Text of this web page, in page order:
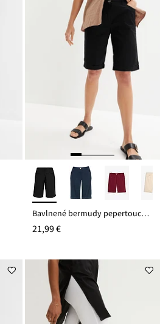
Bavlnené bermudy pepertouch z bavlneného mixu
21,99 €